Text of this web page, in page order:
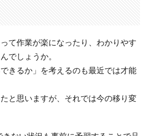
て作業が楽になったり、わかりやす
でしょうか。
きるか」を考えるのも最近では才能
と思いますが、それでは今の移り変